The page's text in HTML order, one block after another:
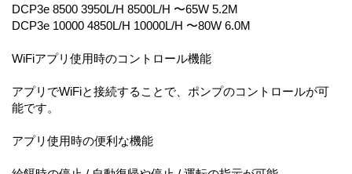
DCP3e 8500 3950L/H 8500L/H 〜65W 5.2M
DCP3e 10000 4850L/H 10000L/H 〜80W 6.0M
WiFiアプリ使用時のコントロール機能
アプリでWiFiと接続することで、ポンプのコントロールが可
能です。
アプリ使用時の便利な機能